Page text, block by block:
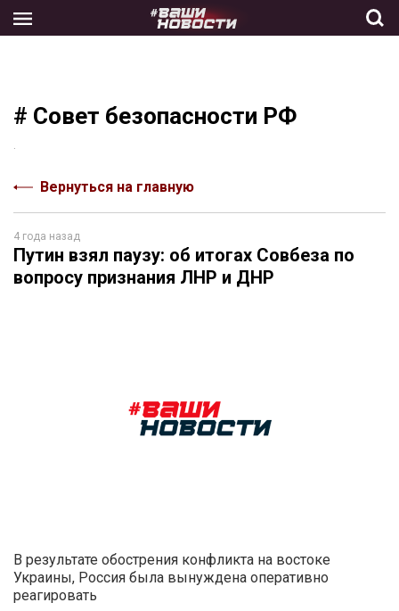
the
# Совет безопасности РФ
Вернуться на главную
4 года назад
Путин взял паузу: об итогах Совбеза по
вопросу признания ЛНР и ДНР
В результате обострения конфликта на востоке
Украины, Россия была вынуждена оперативно
реагировать